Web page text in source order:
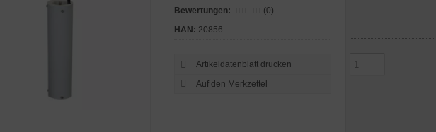
Bewertungen:
(0)
HAN: 20856
Artikeldatenblatt drucken